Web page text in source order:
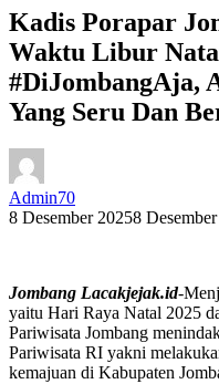
Kadis Porapar
Waktu Libur
#DiJombangAja,
Yang Seru Dan
Admin70
8 Desember 20258
Jombang Lacakjejak.id-
yaitu Hari Raya Natal 2025
Pariwisata Jombang
Pariwisata RI yakni
kemajuan di Kabupaten